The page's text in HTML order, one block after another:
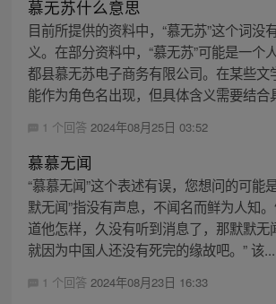
慕无苏什么意思
目前所提供的资料中，“慕无苏”这个词没
义。在部分资料中，“慕无苏”可能是一个
都县慕无苏电子商务有限公司。在某些文
能作为角色名出现，但具体含义需要结合
1 个回答 2024年08月25日 03:52
慕慕无闻
“慕慕无闻”这个表述有误，您想问的可能
默无闻”指没有声息，不闻名而鲜为人知
道他怎样，久没有听到消息了，那默默无
就因为中国人还没有死完的缘故吧。” 该...
1 个回答 2024年08月23日 16:33